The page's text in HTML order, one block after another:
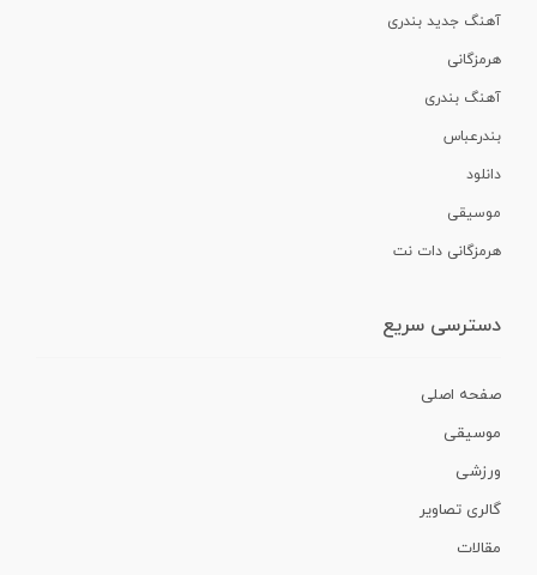
آهنگ جدید بندری
هرمزگانی
آهنگ بندری
بندرعباس
دانلود
موسیقی
هرمزگانی دات نت
دسترسی سریع
صفحه اصلی
موسیقی
ورزشی
گالری تصاویر
مقالات